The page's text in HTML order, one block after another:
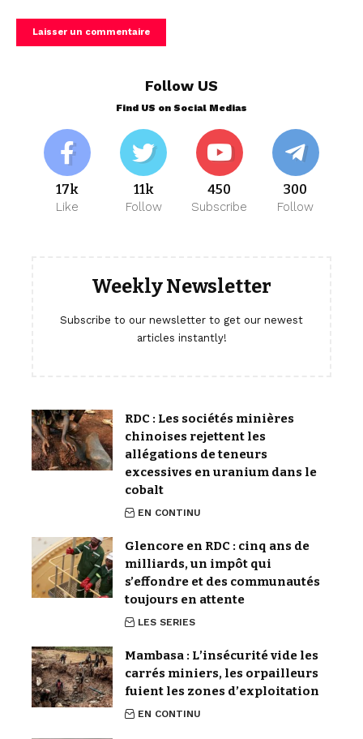
Follow US
Find US on Social Medias
17k
Like
11k
Follow
450
Subscribe
300
Follow
Weekly Newsletter
Subscribe to our newsletter to get our newest
articles instantly!
RDC : Les sociétés minières
chinoises rejettent les
allégations de teneurs
excessives en uranium dans le
cobalt
EN CONTINU
Glencore en RDC : cinq ans de
milliards, un impôt qui
s’effondre et des communautés
toujours en attente
LES SERIES
Mambasa : L’insécurité vide les
carrés miniers, les orpailleurs
fuient les zones d’exploitation
EN CONTINU